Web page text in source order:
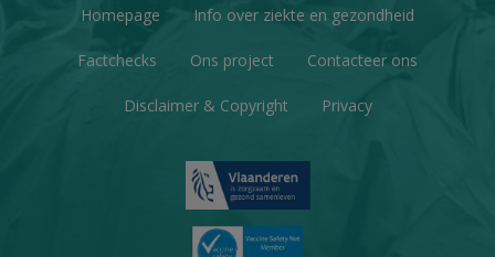
Homepage Info over ziekte en gezondheid
Factchecks Ons project Contacteer ons
Disclaimer & Copyright Privacy